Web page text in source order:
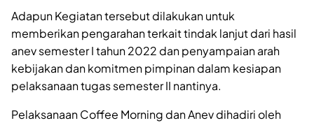
Adapun Kegiatan tersebut dilakukan untuk
memberikan pengarahan terkait tindak lanjut dari hasil
anev semester I tahun 2022 dan penyampaian arah
kebijakan dan komitmen pimpinan dalam kesiapan
pelaksanaan tugas semester II nantinya.
Pelaksanaan Coffee Morning dan Anev dihadiri oleh